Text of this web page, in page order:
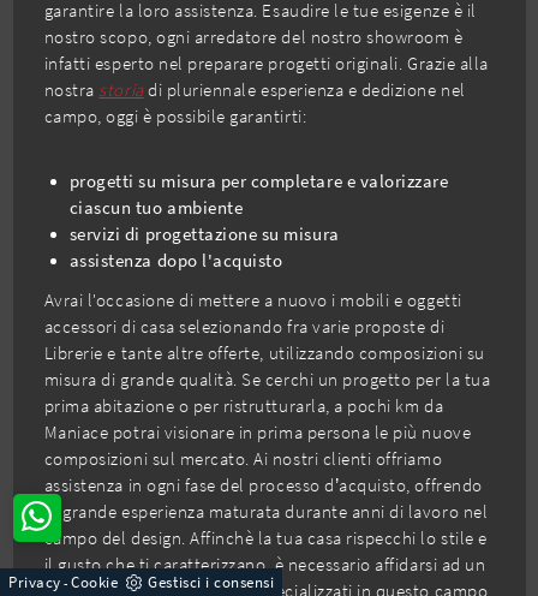
garantire la loro assistenza. Esaudire le tue esigenze è il
nostro scopo, ogni arredatore del nostro showroom è
infatti esperto nel preparare progetti originali. Grazie alla
nostra storiadi pluriennale esperienza e dedizione nel
campo, oggi è possibile garantirti:
progetti su misura per completare e valorizzare
ciascun tuo ambiente
servizi di progettazione su misura
assistenza dopo l'acquisto
Avrai l'occasione di mettere a nuovo i mobili e oggetti
accessori di casa selezionando fra varie proposte di
Librerie e tante altre offerte, utilizzando composizioni su
misura di grande qualità. Se cerchi un progetto per la tua
prima abitazione o per ristrutturarla, a pochi km da
Maniace potrai visionare in prima persona le più nuove
composizioni sul mercato. Ai nostri clienti offriamo
assistenza in ogni fase del processo d’acquisto, offrendo
la grande esperienza maturata durante anni di lavoro nel
campo del design. Affinchè la tua casa rispecchi lo stile e
il gusto che ti caratterizzano, è necessario affidarsi ad un
progetto unico e noi siamo specializzati in questo campo,
Privacy -Cookie Gestisci i consensi